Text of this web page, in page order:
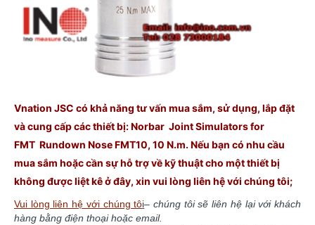
Vnation JSC có khả năng tư vấn mua sắm, sử dụng, lắp đặt
và cung cấp các thiết bị: Norbar Joint Simulators for
FMT Rundown Nose FMT10, 10 N.m. Nếu bạn có nhu cầu
mua sắm hoặc cần sự hỗ trợ về kỹ thuật cho một thiết bị
không được liệt kê ở đây, xin vui lòng liên hệ với chúng tôi;
Vui lòng liên hệ với chúng tôi–chúng tôi sẽ liên hệ lại với khách
hàng bằng điện thoại hoặc email.